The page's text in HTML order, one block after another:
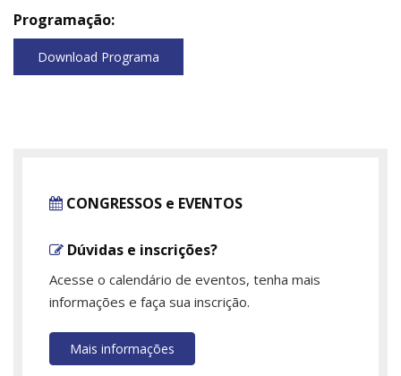
Programação:
Download Programa
CONGRESSOS e EVENTOS
Dúvidas e inscrições?
Acesse o calendário de eventos, tenha mais
informações e faça sua inscrição.
Mais informações